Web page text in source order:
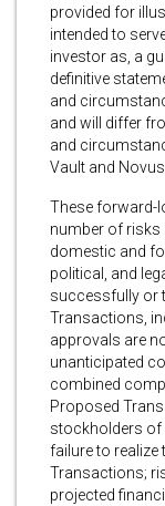
provided for
intended to
investor as, a
definitive
and
and will differ
and
Vault and Novus.
These forward-
number of risks
domestic and
political, and
successfully or
Transactions,
approvals are
unanticipated
combined
Proposed
stockholders of
failure to realize
Transactions;
projected